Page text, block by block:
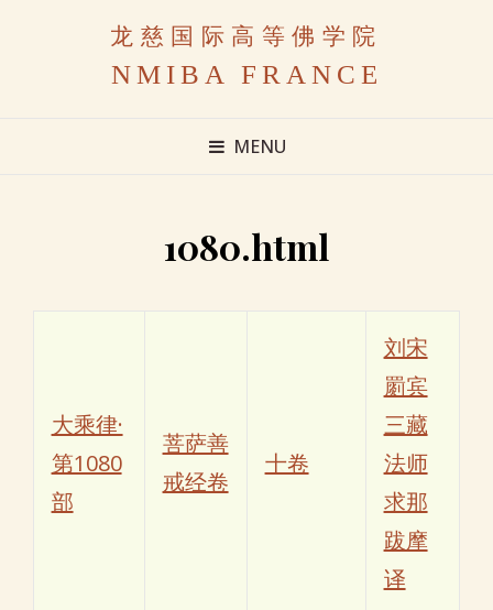
龙慈国际高等佛学院
NMIBA FRANCE
MENU
1080.html
大乘律·
第1080
部
菩萨善
戒经卷
十卷
刘宋
罽宾
三藏
法师
求那
跋摩
译